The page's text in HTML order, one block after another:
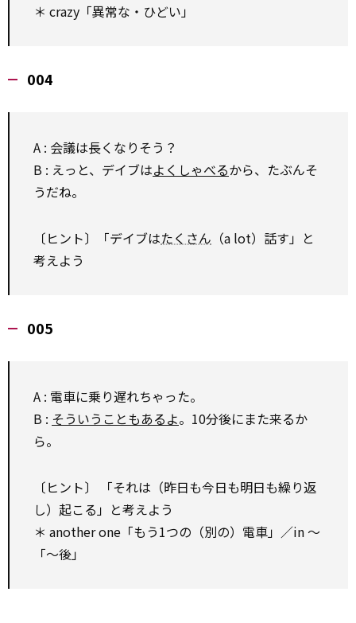
＊ crazy「異常な・ひどい」
004
A : 会議は長くなりそう？
B : えっと、デイブはよくしゃべるから、たぶんそ
うだね。
〔ヒント〕「デイブはたくさん （a lot）話す」と
考えよう
005
A : 電車に乗り遅れちゃった。
B : そういうこともあるよ。10分後にまた来るか
ら。
〔ヒント〕 「それは（昨日も今日も明日も繰り返
し）起こる」と考えよう
＊ another one「もう1つの（別の）電車」／in ～
「～後」